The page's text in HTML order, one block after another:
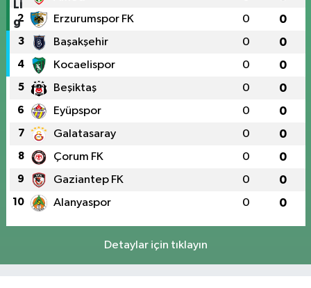
2 Erzurumspor FK 0 0
3 Başakşehir 0 0
4 Kocaelispor 0 0
5 Beşiktaş 0 0
6 Eyüpspor 0 0
7 Galatasaray 0 0
8 Çorum FK 0 0
9 Gaziantep FK 0 0
10 Alanyaspor 0 0
Detaylar için tıklayın